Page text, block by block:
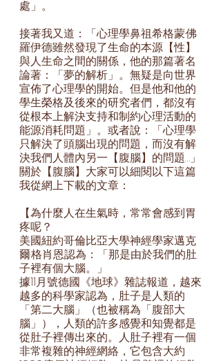
處」。
接著我又道：「心理學鼻祖希格蒙·佛
羅伊德雖然發現了生命的本源【性】
與人生命之間的關係，他的那篇著名
論著：「夢的解析」。無疑是向世界
宣佈了心理學的開始。但是他和他的
學生榮格及後來的研究者們，都沒有
從根本上解決支持和制約心理活動的
能源消耗問題」。或者說：「心理學
只解決了頭腦出現的問題，而沒有解
決我們人體內另一【腹腦】的問題…」
關於【腹腦】大家可以細閱以下這篇
我從網上下載的文章：
【為什麼人在生氣時，常常會感到胃
疼呢？
美國紐約哥倫比亞大學神經學家邁克
爾·格肖恩認為：「那是由於我們的肚
子裡有個大腦。」
據11月號德國《地球》雜誌報道，越來
越多的科學家認為，肚子是人類的
「第二大腦」（也被稱為「腹部大
腦」），人類的許多感覺和知覺都是
從肚子裡傳出來的。人肚子裡有一個
非常複雜的神經網絡，它包含大約